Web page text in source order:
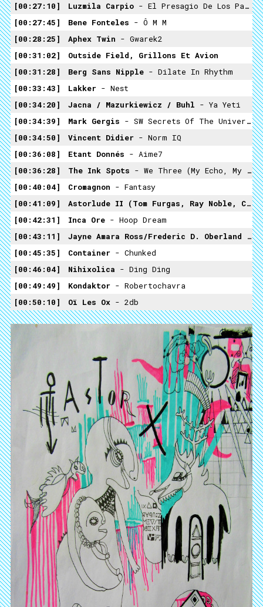
00:27:10
Luzmila Carpio - El Presagio De Los Pajaros
00:27:45
Bene Fonteles - Ô M M
00:28:25
Aphex Twin - Gwarek2
00:31:02
Outside Field, Grillons Et Avion
00:31:28
Berg Sans Nipple - Dilate In Rhythm
00:33:43
Lakker - Nest
00:34:20
Jacna / Mazurkiewicz / Buhl - Ya Yeti
00:34:39
Mark Gergis - SW Secrets Of The Universe
00:34:50
Vincent Didier - Norm IQ
00:36:08
Etant Donnés - Aime7
00:36:28
The Ink Spots - We Three (my Echo, My Shadow And Me)
00:40:04
Cromagnon - Fantasy
00:41:09
Astorlude II (Tom Furgas, Ray Noble, Clouddead, Barry Adamson)
00:42:31
Inca Ore - Hoop Dream
00:43:11
Jayne Amara Ross/Frederic D. Oberland
00:45:35
Container - Chunked
00:46:04
Nihixolica - Ding Ding
00:49:49
Kondaktor - Robertochavra
00:50:10
Oï Les Ox - 2db